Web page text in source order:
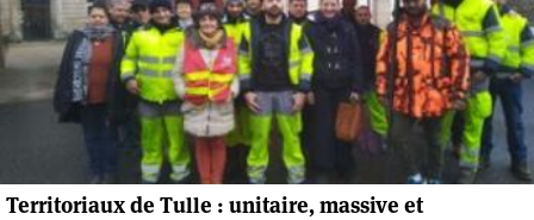
Territoriaux de Tulle : unitaire, massive et